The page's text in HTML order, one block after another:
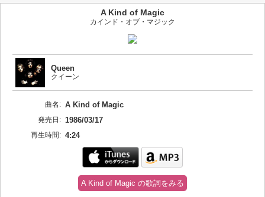
A Kind of Magic
カインド・オブ・マジック
Queen
クイーン
曲名: A Kind of Magic
発売日: 1986/03/17
再生時間: 4:24
A Kind of Magic の歌詞をみる